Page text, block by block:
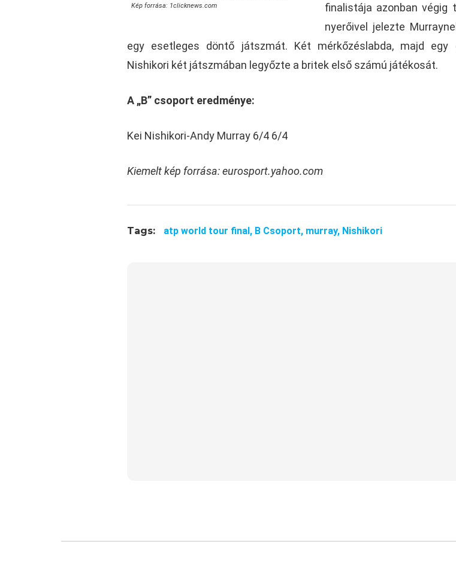
Kép forrása: 1clicknews.com
finalistája azonban
nyerőivel jelezte
egy esetleges döntő játszmát. Két mérkőzéslabda, majd
Nishikori két játszmában legyőzte a britek első számú játékosát.
A „B” csoport eredménye:
Kei Nishikori-Andy Murray 6/4 6/4
Kiemelt kép forrása: eurosport.yahoo.com
Tags: atp world tour final, B Csoport, murray, Nishikori